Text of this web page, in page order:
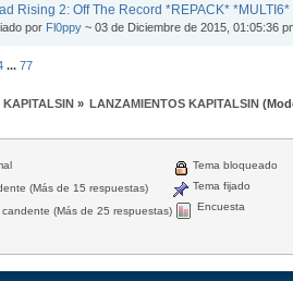
Rising 2: Off The Record *REPACK*
por Fl0ppy ~ 03 de Diciembre de 2015, 01:05:36
...77
KAPITALSIN» LANZAMIENTOS KAPITALSIN
(Más de 15 respuestas)
candente (Más de 25 respuestas)
Tema bloqueado
Tema fijado
Encuesta